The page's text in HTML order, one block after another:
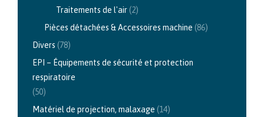
Traitements de l'air(2)
Pièces détachées & Accessoires machine (86)
Divers (78)
EPI – Équipements de sécurité et protection
respiratoire
(50)
Matériel de projection, malaxage (14)